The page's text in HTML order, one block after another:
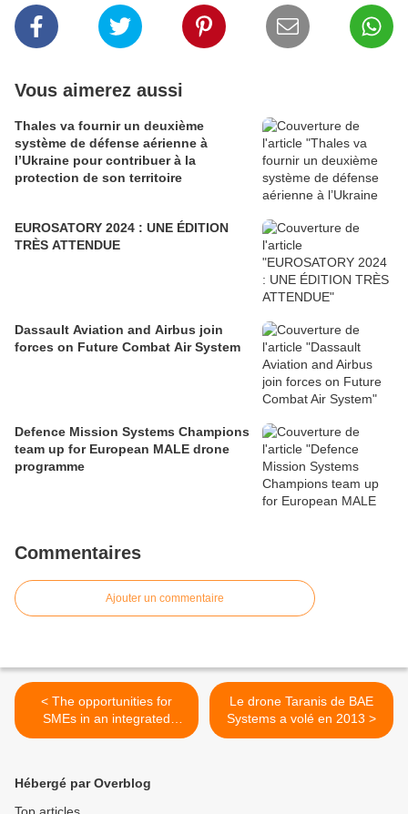
Vous aimerez aussi
Thales va fournir un deuxième
système de défense aérienne à
l’Ukraine pour contribuer à la
protection de son territoire
EUROSATORY 2024 : UNE ÉDITION
TRÈS ATTENDUE
Dassault Aviation and Airbus join
forces on Future Combat Air System
Defence Mission Systems Champions
team up for European MALE drone
programme
Commentaires
Ajouter un commentaire
< The opportunities for
SMEs in an integrated
European defence industry:
Le drone Taranis de BAE
Systems a volé en 2013 >
Hébergé par Overblog